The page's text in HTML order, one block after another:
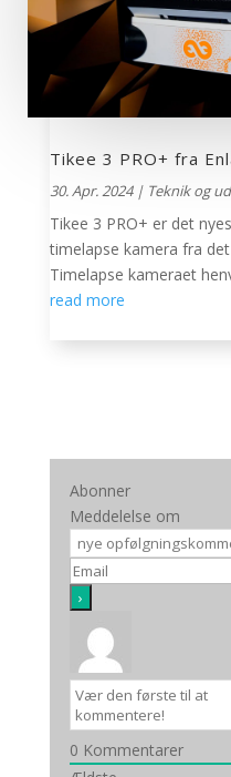
Tikee 3 PRO+ fra
30. Apr. 2024| Teknik og
Tikee 3 PRO+ er det
timelapse kamera fra
Timelapse kameraet
read more
Abonner
Meddelelse om
0 Kommentarer